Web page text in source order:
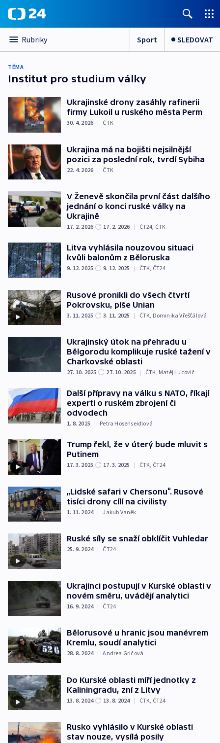
Rubriky Sport SLEDOVAT
TÉMA
Institut pro studium války
Ukrajinské drony zasáhly rafinerii
firmy Lukoil u ruského města Perm
30. 4. 2026 | ČTK
Ukrajina má na bojišti nejsilnější
pozici za poslední rok, tvrdí Sybiha
22. 4. 2026 | ČTK
V Ženevě skončila první část dalšího
jednání o konci ruské války na
Ukrajině
17. 2. 2026 17. 2. 2026 | ČT24, ČTK
Litva vyhlásila nouzovou situaci
kvůli balonům z Běloruska
9. 12. 2025 9. 12. 2025 | ČTK, ČT24
Rusové pronikli do všech čtvrtí
Pokrovsku, píše Unian
3. 11. 2025 3. 11. 2025 | ČTK Dominika Vřešťálová
Ukrajinský útok na přehradu u
Bělgorodu komplikuje ruské tažení v
Charkovské oblasti
27. 10. 2025 27. 10. 2025 | ČTK, Matěj Lucovič
Další přípravy na válku s NATO, říkají
experti o ruském zbrojení či
odvodech
1. 8. 2025 | Petra Hosenseidlová
Trump řekl, že v úterý bude mluvit s
Putinem
17. 3. 2025 17. 3. 2025 | ČTK, ČT24
„Lidské safari v Chersonu“. Rusové
tisíci drony cílí na civilisty
1. 11. 2024 | Jakub Vaněk
Ruské síly se snaží obklíčit Vuhledar
25. 9. 2024 | ČT24
Ukrajinci postupují v Kurské oblasti v
novém směru, uvádějí analytici
16. 9. 2024 | ČT24
Bělorusové u hranic jsou manévrem
Kremlu, soudí analytici
28. 8. 2024 | Andrea Gričová
Do Kurské oblasti míří jednotky z
Kaliningradu, zní z Litvy
13. 8. 2024 13. 8. 2024 | ČTK ČT24
Rusko vyhlásilo v Kurské oblasti
stav nouze, vysílá posily